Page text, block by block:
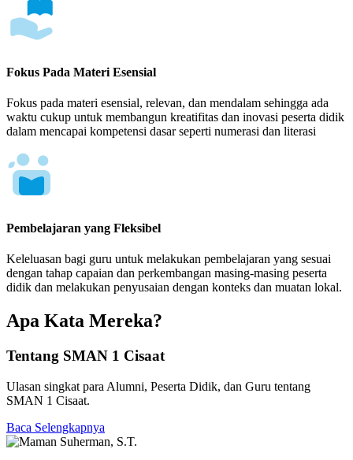
Fokus Pada Materi Esensial
Fokus pada materi esensial, relevan, dan mendalam sehingga ada
waktu cukup untuk membangun kreatifitas dan inovasi peserta didik
dalam mencapai kompetensi dasar seperti numerasi dan literasi
Pembelajaran yang Fleksibel
Keleluasan bagi guru untuk melakukan pembelajaran yang sesuai
dengan tahap capaian dan perkembangan masing-masing peserta
didik dan melakukan penyusaian dengan konteks dan muatan lokal.
Apa Kata Mereka?
Tentang SMAN 1 Cisaat
Ulasan singkat para Alumni, Peserta Didik, dan Guru tentang
SMAN 1 Cisaat.
Baca Selengkapnya